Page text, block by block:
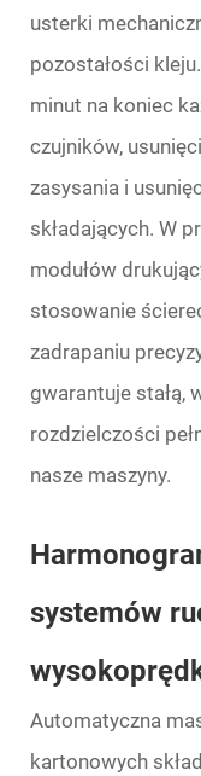
usterki
pozostałości
minut na koniec
czujników,
zasysania i
składających. W
modułów
stosowanie
zadrapaniu
gwarantuje stałą,
rozdzielczości
nasze maszyny.
systemów
Automatyczna
kartonowych